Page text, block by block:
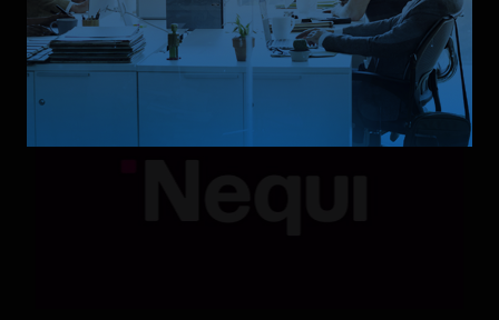
Actualidad
5 de agosto de 2026